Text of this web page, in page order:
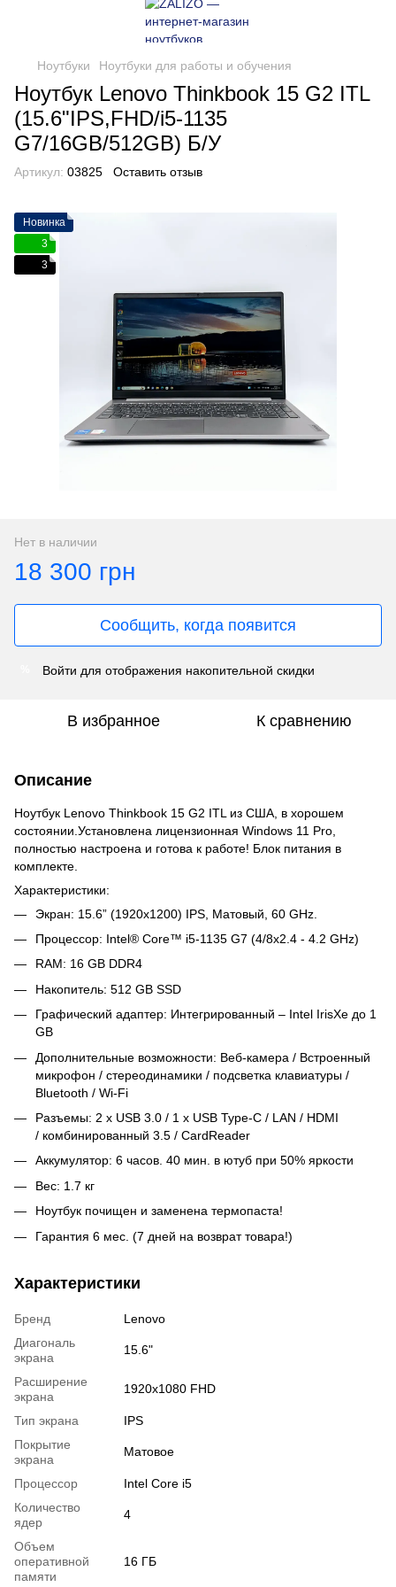
Ноутбуки Ноутбуки для работы и обучения
Ноутбук Lenovo Thinkbook 15 G2 ITL
(15.6"IPS,FHD/i5-1135
G7/16GB/512GB) Б/У
Артикул: 03825 Оставить отзыв
Новинка
3
3
Нет в наличии
18 300 грн
Сообщить, когда появится
Войти для отображения накопительной скидки
В избранное К сравнению
Описание
Ноутбук Lenovo Thinkbook 15 G2 ITL из США, в хорошем
состоянии.Установлена ​​лицензионная Windows 11 Pro,
полностью настроена и готова к работе! Блок питания в
комплекте.
Характеристики:
Экран: 15.6” (1920x1200) IPS, Матовый, 60 GHz.
Процессор: Intel® Core™ i5-1135 G7 (4/8x2.4 - 4.2 GHz)
RAM: 16 GB DDR4
Накопитель: 512 GB SSD
Графический адаптер: Интегрированный – Intel IrisXe до 1
GB
Дополнительные возможности: Веб-камера / Встроенный
микрофон / стереодинамики / подсветка клавиатуры /
Bluetooth / Wi-Fi
Разъемы: 2 х USB 3.0 / 1 х USB Type-C / LAN / HDMI
/ комбинированный 3.5 / CardReader
Аккумулятор: 6 часов. 40 мин. в ютуб при 50% яркости
Вес: 1.7 кг
Ноутбук почищен и заменена термопаста!
Гарантия 6 мес. (7 дней на возврат товара!)
Характеристики
Бренд
Lenovo
Диагональ
экрана
15.6"
Расширение
экрана
1920x1080 FHD
Тип экрана
IPS
Покрытие
экрана
Матовое
Процессор
Intel Core i5
Количество
ядер
4
Объем
оперативной
памяти
16 ГБ